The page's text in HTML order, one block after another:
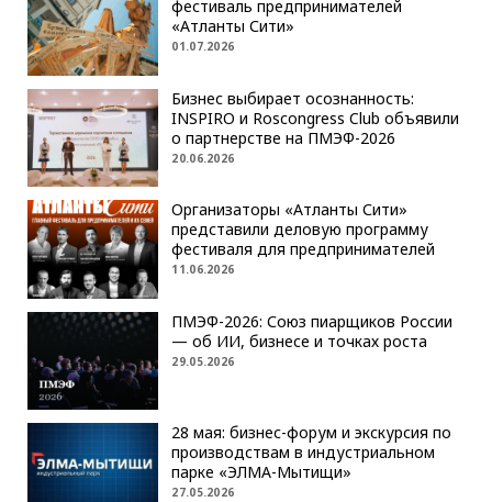
фестиваль предпринимателей
«Атланты Сити»
01.07.2026
Бизнес выбирает осознанность:
INSPIRO и Roscongress Club объявили
о партнерстве на ПМЭФ-2026
20.06.2026
Организаторы «Атланты Сити»
представили деловую программу
фестиваля для предпринимателей
11.06.2026
ПМЭФ-2026: Союз пиарщиков России
— об ИИ, бизнесе и точках роста
29.05.2026
28 мая: бизнес-форум и экскурсия по
производствам в индустриальном
парке «ЭЛМА-Мытищи»
27.05.2026